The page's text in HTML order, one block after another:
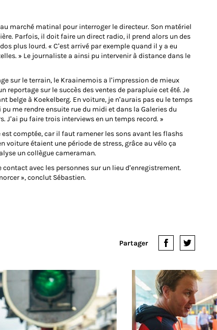
marché matinal pour interroger le directeur. Son matériel
Parfois, il doit faire un direct radio, il prend alors un des
plus lourd. « C’est arrivé par exemple quand il y a eu
» Le journaliste a ainsi pu intervenir à distance dans le
sur le terrain, le Kraainemois a l’impression de mieux
reportage sur le succès des ventes de parapluie cet été. Je
belge à Koekelberg. En voiture, je n’aurais pas eu le temps
pu me rendre ensuite rue du midi et dans la Galeries du
J’ai pu faire trois interviews en un temps record. »
comptée, car il faut ramener les sons avant les flashs
voiture étaient une période de stress, grâce au vélo ça
un collègue cameraman.
avec les personnes sur un lieu d’enregistrement.
», conclut Sébastien.
Partager